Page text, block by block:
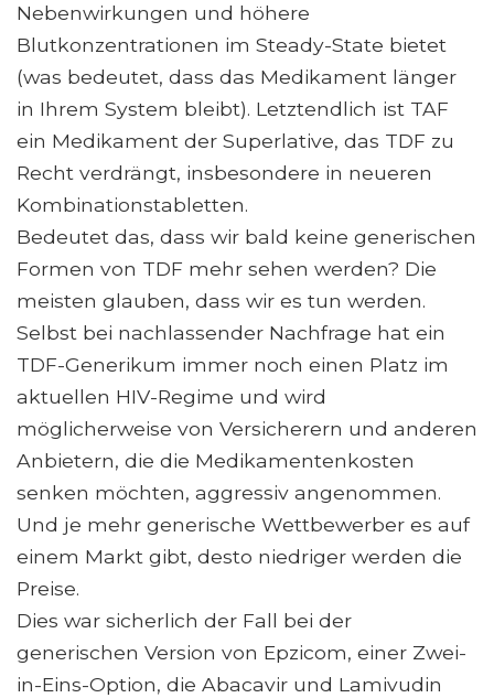
Nebenwirkungen und höhere
Blutkonzentrationen im Steady-State bietet
(was bedeutet, dass das Medikament länger
in Ihrem System bleibt). Letztendlich ist TAF
ein Medikament der Superlative, das TDF zu
Recht verdrängt, insbesondere in neueren
Kombinationstabletten.
Bedeutet das, dass wir bald keine generischen
Formen von TDF mehr sehen werden? Die
meisten glauben, dass wir es tun werden.
Selbst bei nachlassender Nachfrage hat ein
TDF-Generikum immer noch einen Platz im
aktuellen HIV-Regime und wird
möglicherweise von Versicherern und anderen
Anbietern, die die Medikamentenkosten
senken möchten, aggressiv angenommen.
Und je mehr generische Wettbewerber es auf
einem Markt gibt, desto niedriger werden die
Preise.
Dies war sicherlich der Fall bei der
generischen Version von Epzicom, einer Zwei-
in-Eins-Option, die Abacavir und Lamivudin